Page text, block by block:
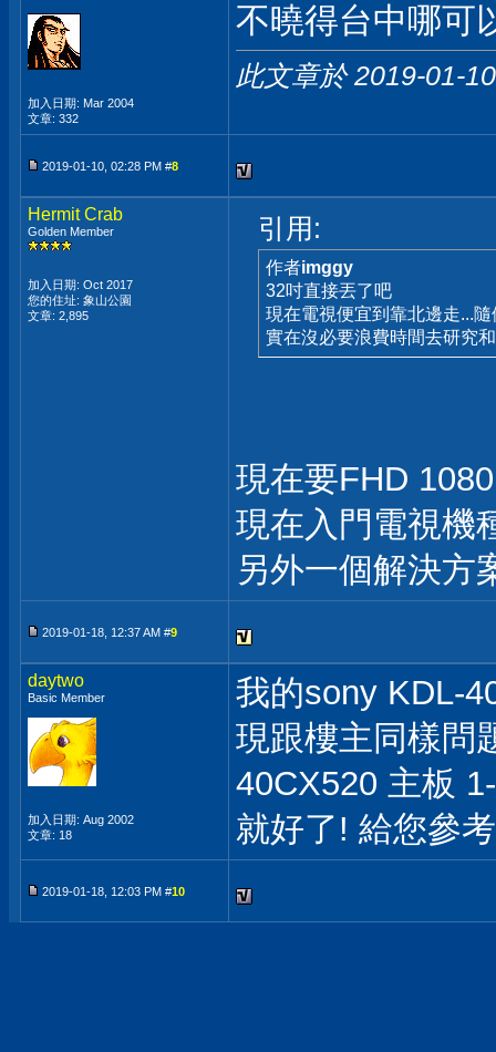
加入日期: Mar 2004
文章: 332
不曉得台中哪可
此文章於 2019-01-
2019-01-10, 02:28 PM #8
Hermit Crab
Golden Member
加入日期: Oct 2017
您的住址: 象山公園
文章: 2,895
引用:
作者imggy
32吋直接丟了吧
現在電視便宜到靠北邊走...
實在沒必要浪費時間去研究
現在要FHD
現在入門電視機
另外一個解決方
2019-01-18, 12:37 AM #9
daytwo
Basic Member
加入日期: Aug 2002
文章: 18
我的sony KDL-
現跟樓主同樣問
40CX520 主板
就好了! 給您參
2019-01-18, 12:03 PM #10